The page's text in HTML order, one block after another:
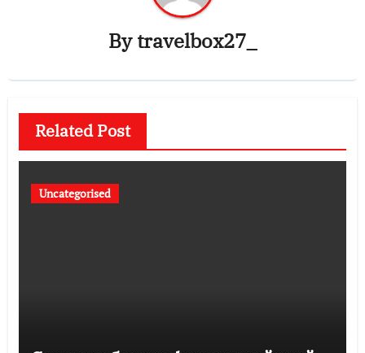
Bytravelbox27_
Related Post
Uncategorised